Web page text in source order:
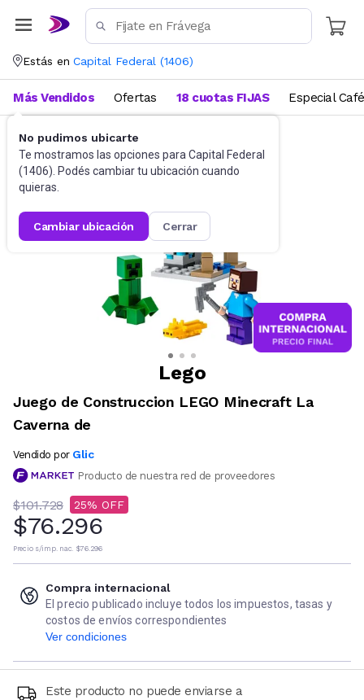
Estás en Capital Federal (1406)
No pudimos ubicarte
Te mostramos las opciones para Capital Federal
(1406). Podés cambiar tu ubicación cuando
quieras.
cambiar ubicación cerrar
Más Vendidos Ofertas 18 cuotas FIJAS Especial Café
Juguetes y Juegos
Lego
Juego de Construccion LEGO Minecraft La
Caverna de
Vendido por Glic
Producto de nuestra red de proveedores
$101.728 25
$76.296
Precio s/imp. nac. $76.296
Compra internacional
El precio publicado incluye todos los impuestos, tasas y
costos de envíos correspondientes
Ver condiciones
Este producto no puede enviarse a